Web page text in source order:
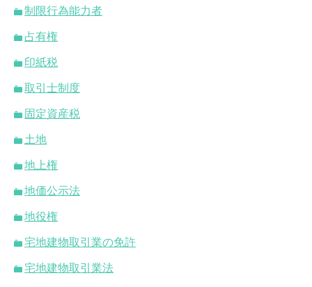
制限行為能力者
占有権
印紙税
取引士制度
固定資産税
土地
地上権
地価公示法
地役権
宅地建物取引業の免許
宅地建物取引業法